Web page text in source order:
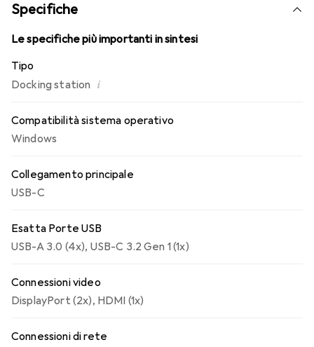
Specifiche
Le specifiche più importanti in sintesi
Tipo
Docking station i
Compatibilità sistema operativo
Windows
Collegamento principale
USB-C
Esatta Porte USB
USB-A 3.0 (4x), USB-C 3.2 Gen 1 (1x)
Connessioni video
DisplayPort (2x), HDMI (1x)
Connessioni di rete